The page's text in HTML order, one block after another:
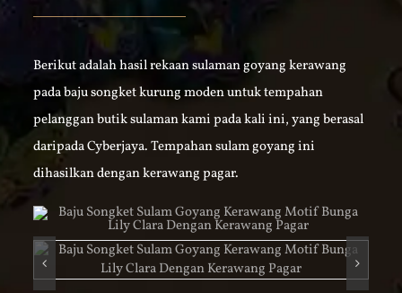
Berikut adalah hasil rekaan sulaman goyang kerawang
pada baju songket kurung moden untuk tempahan
pelanggan butik sulaman kami pada kali ini, yang berasal
daripada Cyberjaya. Tempahan sulam goyang ini
dihasilkan dengan kerawang pagar.